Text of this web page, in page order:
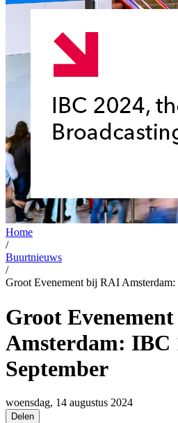
Home
/
Buurtnieuws
/
Groot Evenement bij RAI
Groot
Amsterdam: IBC
September
woensdag, 14 augustus 2024
Delen